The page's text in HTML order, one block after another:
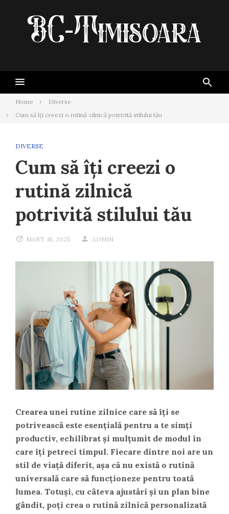
Home
Diverse
Cum să îți creezi o rutină zilnică potrivită stilului tău
DIVERSE
Cum să îți creezi o
rutină zilnică
potrivită stilului tău
MART. 18, 2025 ADMIN
Crearea unei rutine zilnice care să îți se
potrivească este esențială pentru a te simți
productiv, echilibrat și mulțumit de modul în
care îți petreci timpul. Fiecare dintre noi are un
stil de viață diferit, așa că nu există o rutină
universală care să funcționeze pentru toată
lumea. Totuși, cu câteva ajustări și un plan bine
gândit, poți crea o rutină zilnică personalizată